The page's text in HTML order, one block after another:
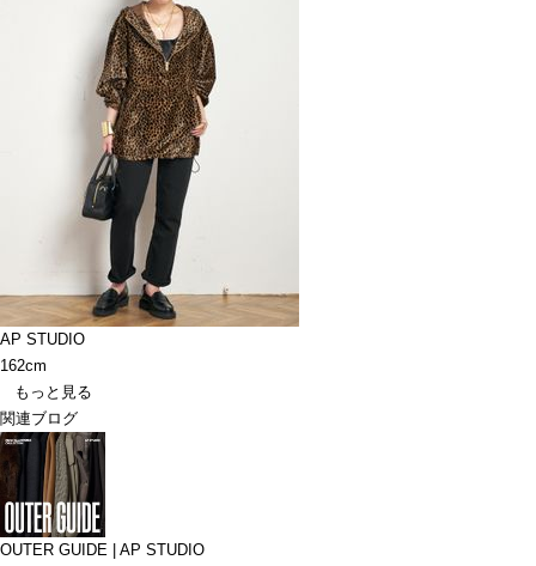
AP STUDIO
162cm
もっと見る
関連ブログ
OUTER GUIDE | AP STUDIO